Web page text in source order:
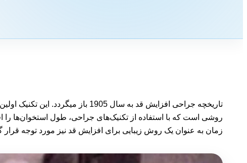
تاریخچه جراحی افزایش قد به
روشی است که با استفاده از تکنیک‌های جراحی، طول استخوان‌ها را
زمان به عنوان یک روش زیبایی برای افزایش قد نیز مورد توجه